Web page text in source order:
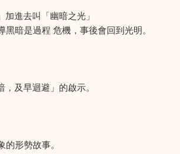
進去叫「幽暗之光」
黑暗是過程 危機，事後會回到光明。
及早迴避」的啟示。
形勢故事。